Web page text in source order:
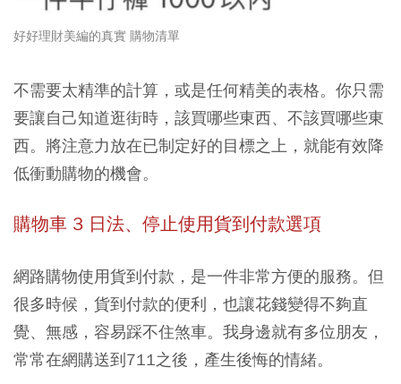
好好理財美編的真實 購物清單
不需要太精準的計算，或是任何精美的表格。你只需
要讓自己知道逛街時，該買哪些東西、不該買哪些東
西。 將注意力放在已制定好的目標之上 ，就能有效降
低衝動購物的機會。
購物車 3 日法、停止使用貨到付款選項
網路購物使用貨到付款，是一件非常方便的服務。但
很多時候，貨到付款的便利，也讓花錢變得不夠直
覺、無感，容易踩不住煞車。我身邊就有多位朋友，
常常在網購送到711之後，產生後悔的情緒。